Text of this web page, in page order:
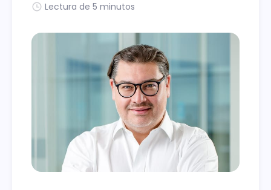
Lectura de 5 minutos